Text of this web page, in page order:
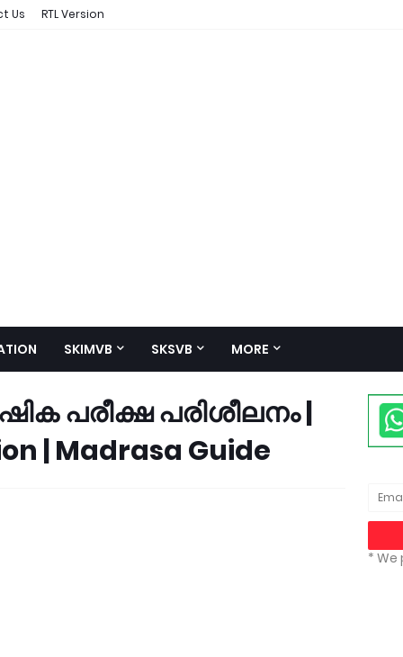
Us RTL Version
SKIMVB SKSVB MORE
പരീക്ഷ പരിശീലനം |
| Madrasa Guide
*